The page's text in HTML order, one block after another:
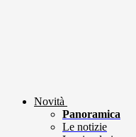
Novità
Panoramica
Le notizie